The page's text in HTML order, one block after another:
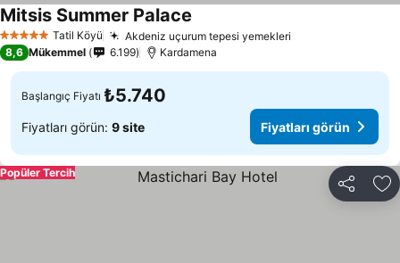
5 Yıldız Tatil Köyü Akdeniz uçurum tepesi yemekleri
Mitsis Summer Palace
8,6 Mükemmel 6.199 Kardamena
Başlangıç Fiyatı ₺5.740
Fiyatları görün: 9 site Fiyatları görün
Paylaş
Popüler Tercih